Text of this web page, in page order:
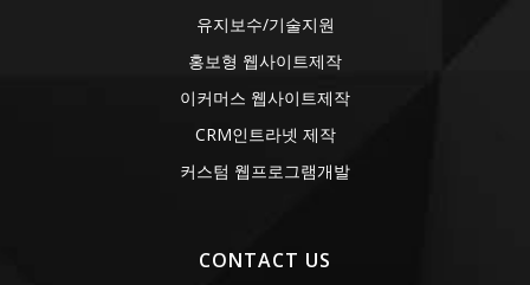
유지보수/기술지원
홍보형 웹사이트제작
이커머스 웹사이트제작
CRM인트라넷 제작
커스텀 웹프로그램개발
CONTACT US